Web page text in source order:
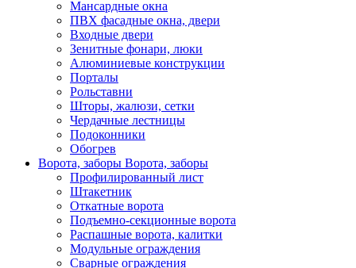
Мансардные окна
ПВХ фасадные окна, двери
Входные двери
Зенитные фонари, люки
Алюминиевые конструкции
Порталы
Рольставни
Шторы, жалюзи, сетки
Чердачные лестницы
Подоконники
Обогрев
Ворота, заборы Ворота, заборы
Профилированный лист
Штакетник
Откатные ворота
Подъемно-секционные ворота
Распашные ворота, калитки
Модульные ограждения
Сварные ограждения